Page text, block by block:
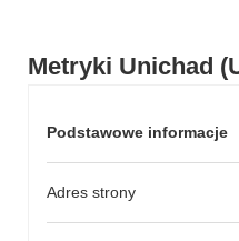
Metryki Unichad
Podstawowe informacje
Adres strony